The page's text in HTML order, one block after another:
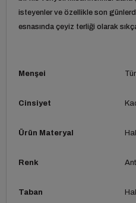
isteyenler ve özellikle son
esnasında çeyiz terliği olarak
Menşei
Cinsiyet
Ürün Materyal
Renk
Taban